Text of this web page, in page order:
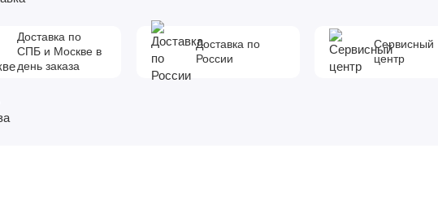
Доставка по
СПБ и Москве в
день заказа
Доставка по
России
Сервисный
центр